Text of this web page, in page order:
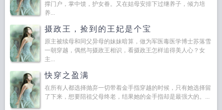
撑门户，掌中馈，护女眷。又在姑母安排下过继养子，倾力培
养...
摄政王，捡到的王妃是个宝
原主被续母和同父异母的妹妹暗算，做为军医毒医学博士苏落雪
一朝穿越，偶然与摄政王相识，看摄政王怎样追得美人心？女
主...
快穿之盈满
在所有人都选择抛弃一切带着金手指穿越的时候，只有她选择留
了下来，想要陪祖父母终老，结果她的金手指却是最强大的。...